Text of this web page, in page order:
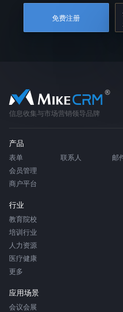
免费注册
信息收集与市场营销领导品牌
产品
表单 联系人 邮
会员管理
商户平台
行业
教育院校
培训行业
人力资源
医疗健康
更多
应用场景
会议会展